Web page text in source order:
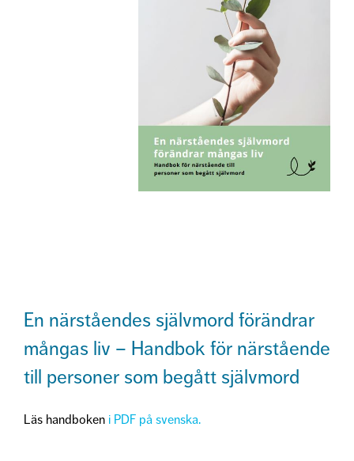
En närståendes självmord förändrar
mångas liv – Handbok för närstående
till personer som begått självmord
Läs handboken i PDF på svenska.